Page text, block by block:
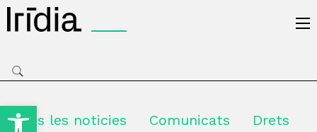
Obre la barra d'eines
Totes les noticies Comunicats
Drets